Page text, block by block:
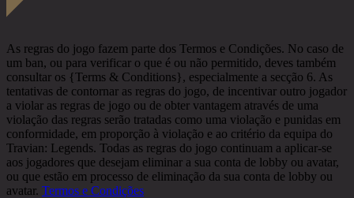
As regras do jogo fazem parte dos Termos e Condições. No caso de
um ban, ou para verificar o que é ou não permitido, deves também
consultar os {Terms & Conditions}, especialmente a secção 6. As
tentativas de contornar as regras do jogo, de incentivar outro jogador
a violar as regras de jogo ou de obter vantagem através de uma
violação das regras serão tratadas como uma violação e punidas em
conformidade, em proporção à violação e ao critério da equipa do
Travian: Legends. Todas as regras do jogo continuam a aplicar-se
aos jogadores que desejam eliminar a sua conta de lobby ou avatar,
ou que estão em processo de eliminação da sua conta de lobby ou
avatar. Termos e Condições